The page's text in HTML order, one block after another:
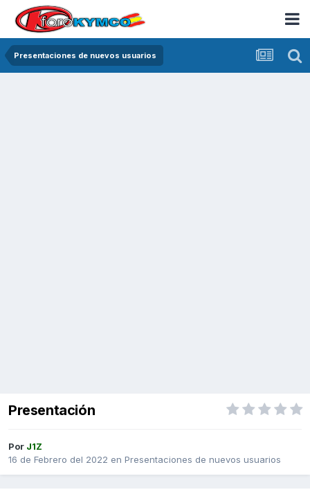
Presentaciones de nuevos usuarios
Presentación
Por J1Z
16 de Febrero del 2022 en Presentaciones de nuevos usuarios